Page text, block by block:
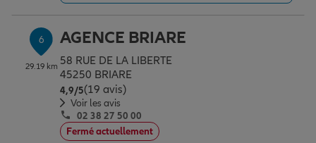
6
29.19 km
AGENCE BRIARE
58 RUE DE LA LIBERTE
45250 BRIARE
4,9/5Note de 4.9 sur 5
(19 avis)
Voir les avis
02 38 27 50 00
Fermé actuellement